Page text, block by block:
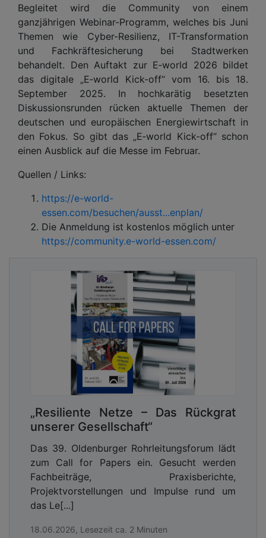
Begleitet wird die Community von einem
ganzjährigen Webinar-Programm, welches bis Juni
Themen wie Cyber-Resilienz, IT-Transformation
und Fachkräftesicherung bei Stadtwerken
behandelt. Den Auftakt zur E‑world 2026 bildet
das digitale „E‑world Kick-off“ vom 16. bis 18.
September 2025. In hochkarätig besetzten
Diskussionsrunden rücken aktuelle Themen der
deutschen und europäischen Energiewirtschaft in
den Fokus. So gibt das „E‑world Kick-off“ schon
einen Ausblick auf die Messe im Februar.
Quellen / Links:
https://e-world-
essen.com/besuchen/ausst...enplan/
Die Anmeldung ist kostenlos möglich unter
https://community.e-world-essen.com/
„Resiliente Netze – Das Rückgrat
unserer Gesellschaft“
Das 39. Oldenburger Rohrleitungsforum lädt
zum Call for Papers ein. Gesucht werden
Fachbeiträge, Praxisberichte,
Projektvorstellungen und Impulse rund um
das Le[...]
18.06.2026, Lesezeit ca. 2 Minuten